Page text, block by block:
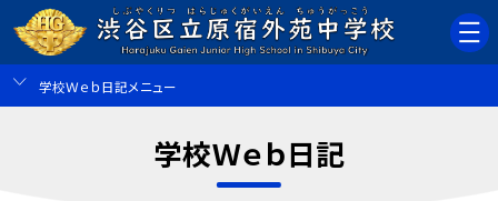
学校Ｗｅｂ日記メニュー
学校Ｗｅｂ日記